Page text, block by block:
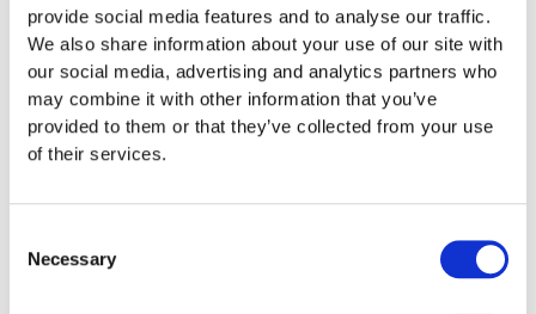
provide social media features and to analyse our traffic.
We also share information about your use of our site with
our social media, advertising and analytics partners who
may combine it with other information that you’ve
provided to them or that they’ve collected from your use
of their services.
Selection
Necessary
DWG, produktblad, teknisk information, bilder etc.
Tillbehör